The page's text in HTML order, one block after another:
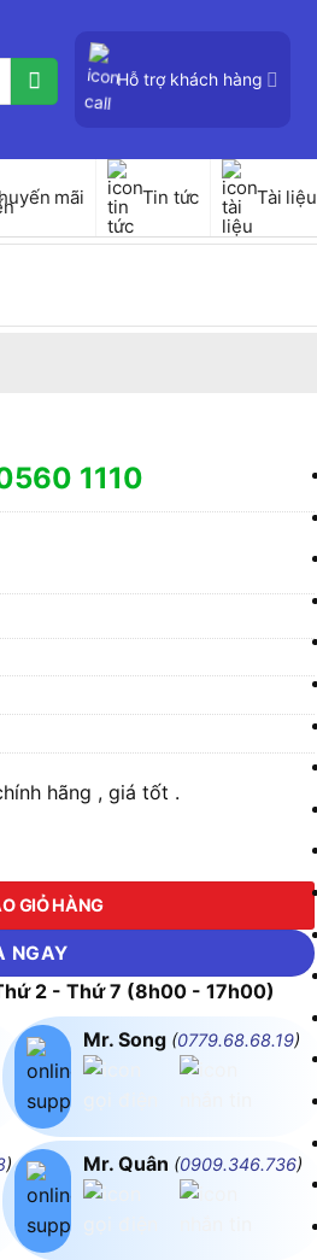
Hỗ trợ khách hàng
mãi Tin tức Tài liệu
1110
hãng , giá tốt .
GIỎ HÀNG
NGAY
2 - Thứ 7 (8h00 - 17h00)
)
Mr. Song (0779.68.68.19)
Mr. Quân (0909.346.736)